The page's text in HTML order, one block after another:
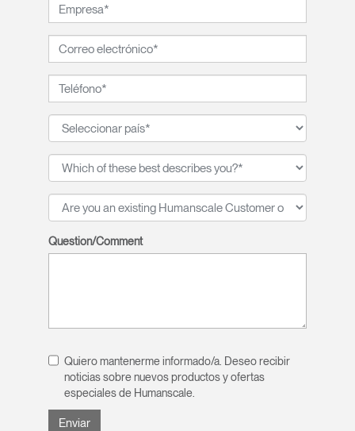
Question/Comment
Quiero mantenerme informado/a. Deseo recibir
noticias sobre nuevos productos y ofertas
especiales de Humanscale.